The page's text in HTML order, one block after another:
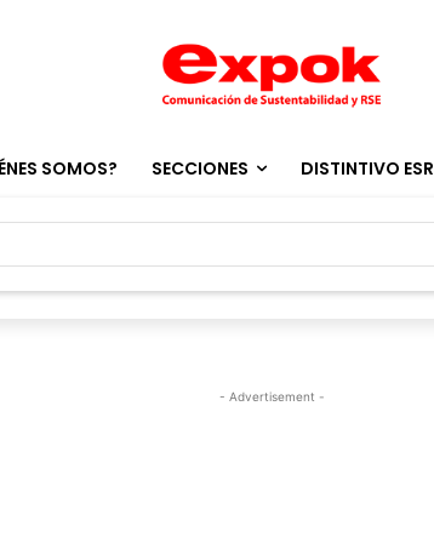
SOMOS? SECCIONES DISTINTIVO ESR
- Advertisement -